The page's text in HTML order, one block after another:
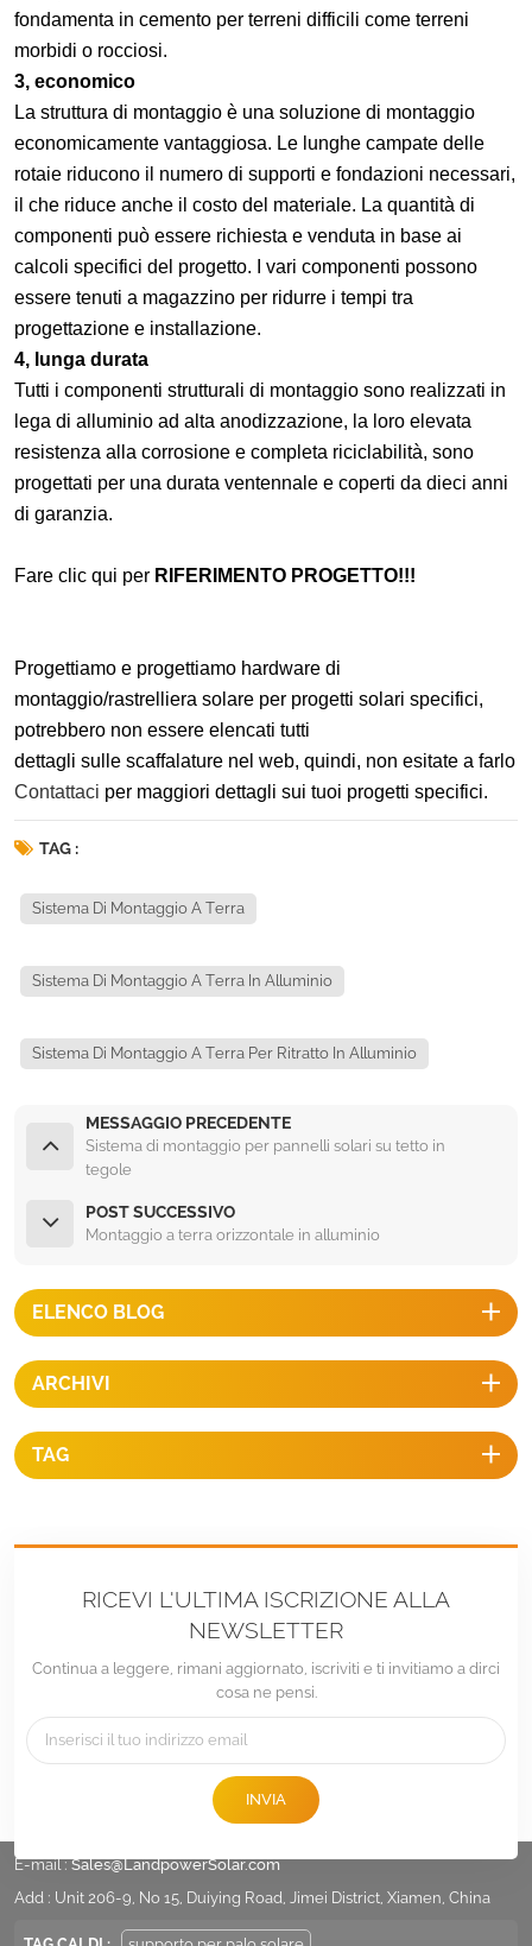
fondamenta in cemento per terreni difficili come terreni
morbidi o rocciosi.
3, economico
La struttura di montaggio è una soluzione di montaggio
economicamente vantaggiosa. Le lunghe campate delle
rotaie riducono il numero di supporti e fondazioni necessari,
il che riduce anche il costo del materiale. La quantità di
componenti può essere richiesta e venduta in base ai
calcoli specifici del progetto. I vari componenti possono
essere tenuti a magazzino per ridurre i tempi tra
progettazione e installazione.
4, lunga durata
Tutti i componenti strutturali di montaggio sono realizzati in
lega di alluminio ad alta anodizzazione, la loro elevata
resistenza alla corrosione e completa riciclabilità, sono
progettati per una durata ventennale e coperti da dieci anni
di garanzia.
Fare clic qui per RIFERIMENTO PROGETTO!!!
Progettiamo e progettiamo hardware di
montaggio/rastrelliera solare per progetti solari specifici,
potrebbero non essere elencati tutti
dettagli sulle scaffalature nel web, quindi, non esitate a farlo
Contattaci per maggiori dettagli sui tuoi progetti specifici.
TAG :
Sistema Di Montaggio A Terra
Sistema Di Montaggio A Terra In Alluminio
Sistema Di Montaggio A Terra Per Ritratto In Alluminio
MESSAGGIO PRECEDENTE
Sistema di montaggio per pannelli solari su tetto in
tegole
POST SUCCESSIVO
Montaggio a terra orizzontale in alluminio
ELENCO BLOG
ARCHIVI
TAG
RICEVI L'ULTIMA ISCRIZIONE ALLA
NEWSLETTER
Continua a leggere, rimani aggiornato, iscriviti e ti invitiamo a dirci
cosa ne pensi.
INVIA
E-mail :Sales@LandpowerSolar.com
Add : Unit 206-9, No 15, Duiying Road, Jimei District, Xiamen, China